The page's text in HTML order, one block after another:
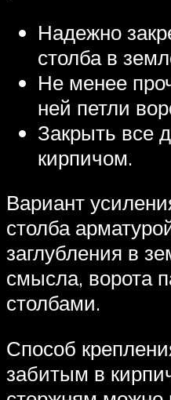
Надежно
столба в
Не менее
ней петли
Закрыть все
кирпичом.
Вариант
столба
заглубления в
смысла, ворота
столбами.
Способ
забитым в